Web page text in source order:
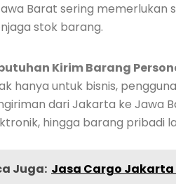
Barat sering memerlukan
stok barang.
Kirim Barang
hanya untuk bisnis,
dari Jakarta ke Jawa
hingga barang pribadi
Juga: Jasa Cargo